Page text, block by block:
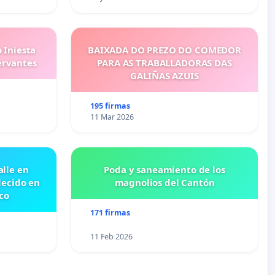
Iniesta
BAIXADA DO PREZO DO COMEDOR
PARA AS TRABALLADORAS DAS
GALIÑAS AZUIS
195 firmas
11 Mar 2026
en
en
Poda y saneamiento de los
magnolios del Cantón
171 firmas
11 Feb 2026